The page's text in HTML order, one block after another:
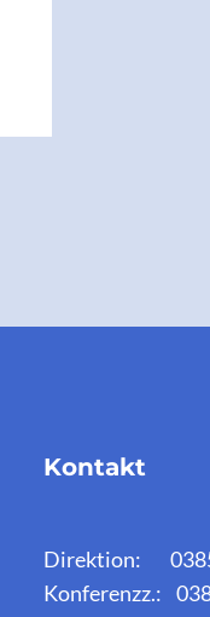
Kontakt
Direktion:
Konferenzz.: